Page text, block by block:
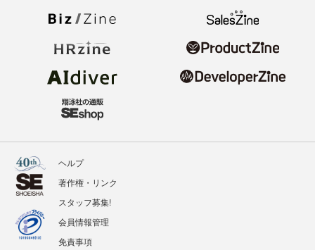
ヘルプ
著作権・リンク
スタッフ募集!
会員情報管理
免責事項